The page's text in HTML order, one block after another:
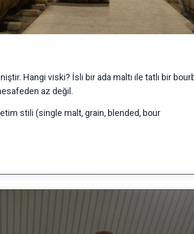
Hangi viski? İsli bir ada maltı ile tatlı bir
az değil.
stili (single malt, grain, blended, bour